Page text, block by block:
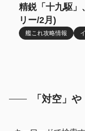
精鋭「十九駆
リー/2月)
艦これ攻略情報
「対空」